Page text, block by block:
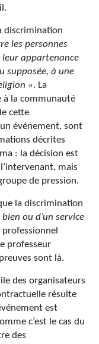
discrimination
les personnes
leur appartenance
supposée, à une
». La
à la communauté
cette
événement, sont
décrites
: la décision est
mais
de pression.
la discrimination
ou d’un service
professeur
sont là.
des organisateurs
résulte
est
c’est le cas du
des